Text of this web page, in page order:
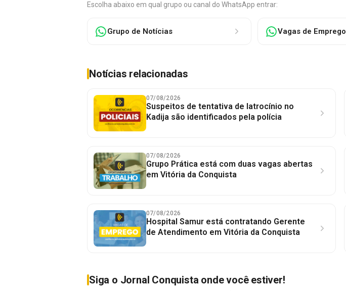
Escolha abaixo em qual grupo ou canal do WhatsApp entrar:
Grupo de Notícias Vagas de Emprego
Notícias relacionadas
07/08/2026
Suspeitos de tentativa de latrocínio no
Kadija são identificados pela polícia
07/08/2026
Grupo Prática está com duas vagas abertas
em Vitória da Conquista
07/08/2026
Hospital Samur está contratando Gerente
de Atendimento em Vitória da Conquista
Siga o Jornal Conquista onde você estiver!